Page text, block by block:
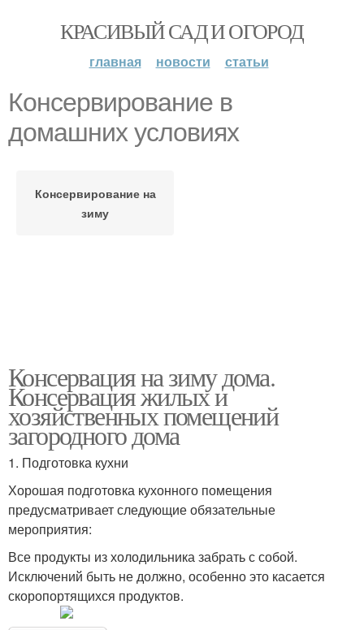
КРАСИВЫЙ САД И ОГОРОД
главная новости статьи
Консервирование в
домашних условиях
Консервирование на
зиму
Консервация на зиму дома.
Консервация жилых и
хозяйственных помещений
загородного дома
1. Подготовка кухни
Хорошая подготовка кухонного помещения
предусматривает следующие обязательные
мероприятия:
Все продукты из холодильника забрать с собой.
Исключений быть не должно, особенно это касается
скоропортящихся продуктов.